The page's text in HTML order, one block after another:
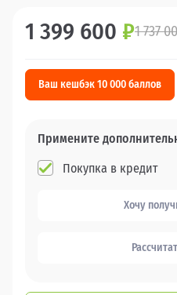
1 399 600 ₽1 737
Ваш кешбэк 10 000 баллов
Примените
Покупка в кредит
Хочу